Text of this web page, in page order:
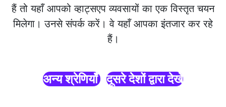
हैं तो यहाँ आपको व्हाट्सएप व्यवसायों का एक विस्तृत चयन
मिलेगा। उनसे संपर्क करें। वे यहाँ आपका इंतजार कर रहे
हैं।
अन्य श्रेणियाँ दूसरे देशों द्वारा देखें